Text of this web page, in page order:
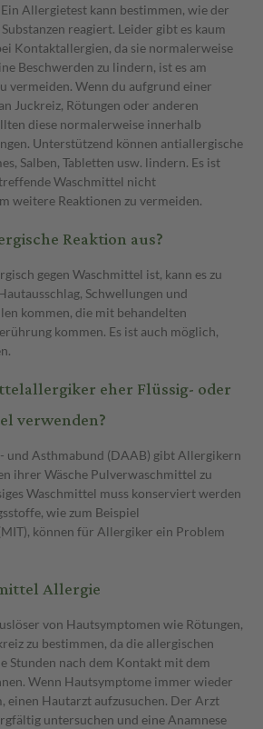
Allergietest kann bestimmen, wie der
reagiert. Leider gibt es kaum
Kontaktallergien, da sie normalerweise
Beschwerden zu lindern, ist es am
vermeiden. Wenn du aufgrund einer
Juckreiz, Rötungen oder anderen
diese normalerweise innerhalb
Unterstützend können antiallergische
Salben, Tabletten usw. lindern. Es ist
Waschmittel nicht
weitere Reaktionen zu vermeiden.
Reaktion aus?
gegen Waschmittel ist, kann es zu
Schwellungen und
kommen, die mit behandelten
kommen. Es ist auch möglich,
eher Flüssig- oder
verwenden?
und Asthmabund (DAAB) gibt Allergikern
ihrer Wäsche Pulverwaschmittel zu
Waschmittel muss konserviert werden
wie zum Beispiel
können für Allergiker ein Problem
Allergie
von Hautsymptomen wie Rötungen,
zu bestimmen, da die allergischen
Stunden nach dem Kontakt mit dem
Wenn Hautsymptome immer wieder
einen Hautarzt aufzusuchen. Der Arzt
untersuchen und eine Anamnese